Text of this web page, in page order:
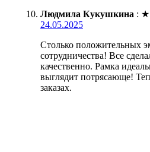
Людмила Кукушкина : ★
24.05.2025
Столько положительных
сотрудничества! Все
качественно. Рамка
выглядит потрясающе!
заказах.